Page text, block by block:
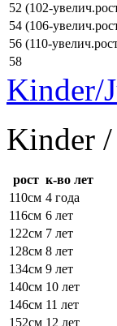
52 (102-
54 (106-
56 (110-
58
Kinder/
Kinder
рост к-во лет
110см 4 года
116см 6 лет
122см 7 лет
128см 8 лет
134см 9 лет
140см 10 лет
146см 11 лет
152см 12 лет